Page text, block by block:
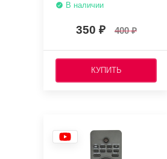
В наличии
350 400
КУПИТЬ